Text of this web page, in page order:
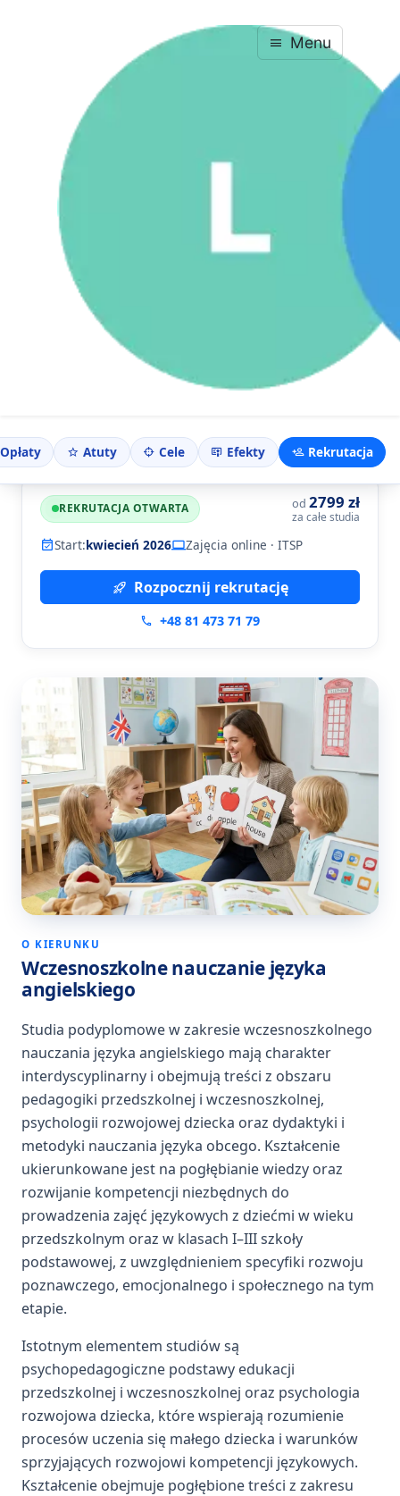
Menu
Powróć do wykazu specjalności
Studia podyplomowe · Pedagogika
Wczesnoszkolne nauczanie
języka angielskiego
Ukończ błyskawicznie w jednym cyklu — dyplom
już w nadchodzącym roku akademickim
Opłaty Atuty Cele Efekty Rekrutacja
REKRUTACJA OTWARTA od 2799 zł
za całe studia
Start:kwiecień 2026 Zajęcia online · ITSP
Rozpocznij rekrutację
+48 81 473 71 79
O KIERUNKU
Wczesnoszkolne nauczanie języka
angielskiego
Studia podyplomowe w zakresie wczesnoszkolnego
nauczania języka angielskiego mają charakter
interdyscyplinarny i obejmują treści z obszaru
pedagogiki przedszkolnej i wczesnoszkolnej,
psychologii rozwojowej dziecka oraz dydaktyki i
metodyki nauczania języka obcego. Kształcenie
ukierunkowane jest na pogłębianie wiedzy oraz
rozwijanie kompetencji niezbędnych do
prowadzenia zajęć językowych z dziećmi w wieku
przedszkolnym oraz w klasach I–III szkoły
podstawowej, z uwzględnieniem specyfiki rozwoju
poznawczego, emocjonalnego i społecznego na tym
etapie.
Istotnym elementem studiów są
psychopedagogiczne podstawy edukacji
przedszkolnej i wczesnoszkolnej oraz psychologia
rozwojowa dziecka, które wspierają rozumienie
procesów uczenia się małego dziecka i warunków
sprzyjających rozwojowi kompetencji językowych.
Kształcenie obejmuje pogłębione treści z zakresu